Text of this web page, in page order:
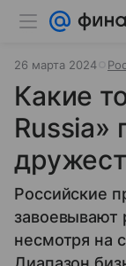
26 марта 2024
Какие
Russia»
Российские
завоевывают
несмотря на